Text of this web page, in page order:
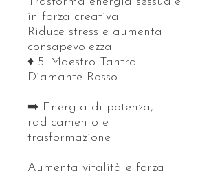
in forza creativa
Riduce stress e aumenta
consapevolezza
♦️ 5. Maestro Tantra
Diamante Rosso
➡️ Energia di potenza,
radicamento e
trasformazione
Aumenta vitalità e forza